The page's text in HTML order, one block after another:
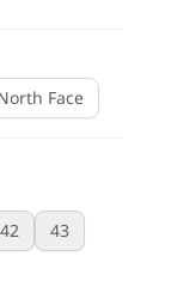
Face
42
43